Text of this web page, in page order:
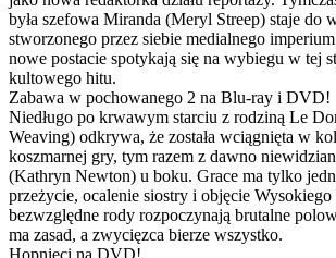
była szefowa Miranda (Meryl Streep) staje do
stworzonego przez siebie medialnego
nowe postacie spotykają się na wybiegu w tej
kultowego hitu.
Zabawa w pochowanego 2 na Blu-ray i DVD!
Niedługo po krwawym starciu z rodziną Le
Weaving) odkrywa, że została wciągnięta w
koszmarnej gry, tym razem z dawno
(Kathryn Newton) u boku. Grace ma tylko
przeżycie, ocalenie siostry i objęcie
bezwzględne rody rozpoczynają brutalne
ma zasad, a zwycięzca bierze wszystko.
Hopnięci na DVD!